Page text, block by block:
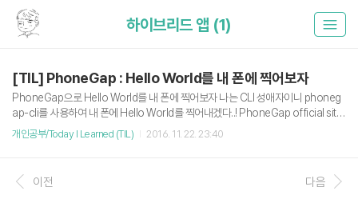
하이브리드 앱 (1)
[TIL] PhoneGap : Hello World를 내 폰에 찍어보자
PhoneGap으로 Hello World를 내 폰에 찍어보자 나는 CLI 성애자이니 phoneg
ap-cli를 사용하여 내 폰에 Hello World를 찍어내겠다..! PhoneGap official site :
http://phonegap.com/ Requirement Node.js git Install phonegap-cli sudo
npm install phonegap --global Install PhoneGap Development App (Andr
ap.app Make New PhoneGap App Project phonegap create phonegap-
hello Runnin..
개인공부/Today I Learned (TIL) 2016. 11. 22. 23:40
이전 다음